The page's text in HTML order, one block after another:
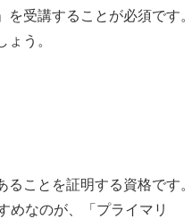
受講することが必須です。
う。
ことを証明する資格です。
めなのが、「プライマリ